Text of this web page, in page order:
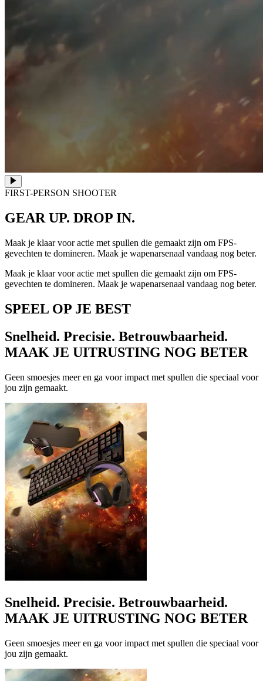
FIRST-PERSON SHOOTER
GEAR UP. DROP IN.
Maak je klaar voor actie met spullen die gemaakt zijn om FPS-
gevechten te domineren. Maak je wapenarsenaal vandaag nog beter.
Maak je klaar voor actie met spullen die gemaakt zijn om FPS-
gevechten te domineren. Maak je wapenarsenaal vandaag nog beter.
SPEEL OP JE BEST
Snelheid. Precisie. Betrouwbaarheid.
MAAK JE UITRUSTING NOG BETER
Geen smoesjes meer en ga voor impact met spullen die speciaal voor
jou zijn gemaakt.
Snelheid. Precisie. Betrouwbaarheid.
MAAK JE UITRUSTING NOG BETER
Geen smoesjes meer en ga voor impact met spullen die speciaal voor
jou zijn gemaakt.